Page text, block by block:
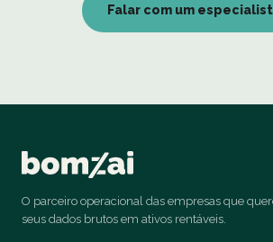
Falar com um
O parceiro operacional das empresas que
seus dados brutos em ativos rentáveis.